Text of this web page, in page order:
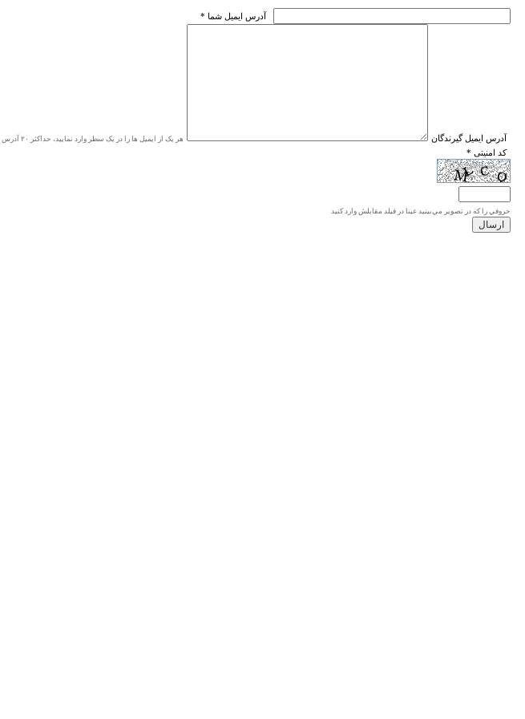
* آدرس ايميل شما
* آدرس ايميل گيرندگان هر یک از ایمیل ها را در یک سطر وارد نمایید، حداکثر ۲۰ آدرس
* کد امنیتی
حروفي را كه در تصوير مي‌بينيد عينا در فيلد مقابلش وارد كنيد